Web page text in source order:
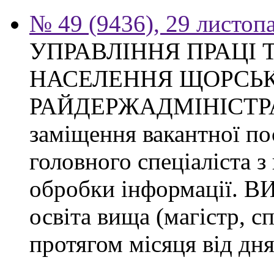
№ 49 (9436), 29
УПРАВЛІННЯ ПРАЦІ
НАСЕЛЕННЯ
заміщення вакантної
головного спеціаліста
обробки
освіта вища (магістр,
протягом місяця від